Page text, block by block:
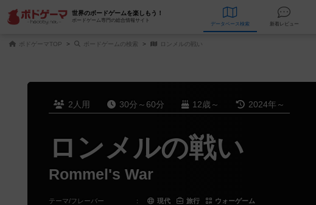
世界のボードゲームを楽しもう！
ボードゲーム専門の総合情報サイト
データベース 検索 新着
ボドゲーマTOP ボードゲームの検索 ロンメルの戦い
2人用 30分～60分 12歳～ 2024年～
ロンメルの戦い
Rommel's War
テーマ/フレーバー ： 現代 旅行
ウォーゲーム